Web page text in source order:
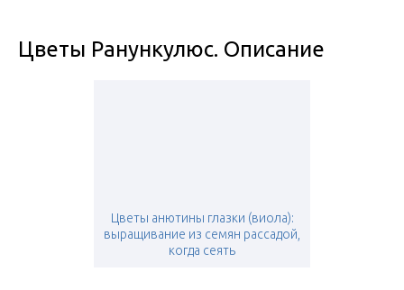
Цветы Ранункулюс. Описание
Цветы анютины глазки (виола):
выращивание из семян рассадой,
когда сеять